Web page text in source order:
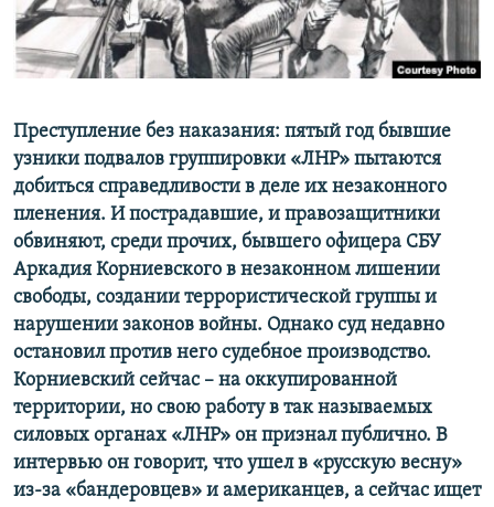
УКРАИНСКАЯ ПРОБЛЕМА КРЫМА
Все сайты RFE/RL
Преступление без наказания: пятый год бывшие
узники подвалов группировки «ЛНР» пытаются
добиться справедливости в деле их незаконного
пленения. И пострадавшие, и правозащитники
обвиняют, среди прочих, бывшего офицера СБУ
Аркадия Корниевского в незаконном лишении
свободы, создании террористической группы и
нарушении законов войны. Однако суд недавно
остановил против него судебное производство.
Корниевский сейчас – на оккупированной
территории, но свою работу в так называемых
силовых органах «ЛНР» он признал публично. В
интервью он говорит, что ушел в «русскую весну»
из-за «бандеровцев» и американцев, а сейчас ищет